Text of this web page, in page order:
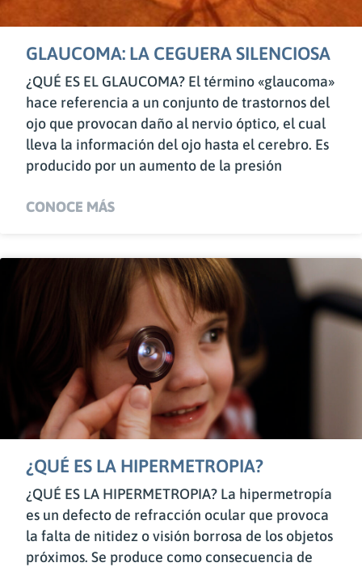
GLAUCOMA: LA CEGUERA SILENCIOSA
¿QUÉ ES EL GLAUCOMA? El término «glaucoma»
hace referencia a un conjunto de trastornos del
ojo que provocan daño al nervio óptico, el cual
lleva la información del ojo hasta el cerebro. Es
producido por un aumento de la presión
CONOCE MÁS
¿QUÉ ES LA HIPERMETROPIA?
¿QUÉ ES LA HIPERMETROPIA? La hipermetropía
es un defecto de refracción ocular que provoca
la falta de nitidez o visión borrosa de los objetos
próximos. Se produce como consecuencia de